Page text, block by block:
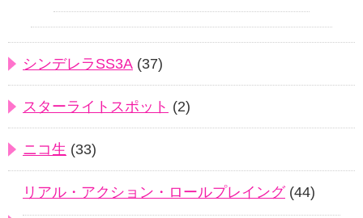
シンデレラSS3A (37)
スターライトスポット (2)
ニコ生 (33)
リアル・アクション・ロールプレイング(44)